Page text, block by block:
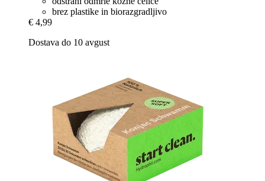
brez plastike in biorazgradljivo
€ 4,99
Dostava do 10 avgust